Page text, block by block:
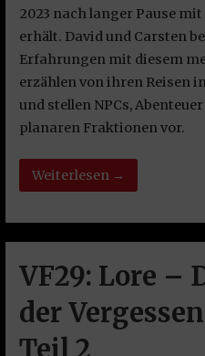
2023 nach langer Pause
erhält. David und Carsten
Erfahrungen mit diesem
erzählen von ihren Reisen
und stellen NPCs,
planaren Fraktionen vor.
Weiterlesen →
VF29: Lore –
der